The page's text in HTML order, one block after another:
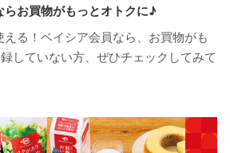
らお買物がもっとオトクに♪
る！ベイシア会員なら、お買物がも
していない方、ぜひチェックしてみて